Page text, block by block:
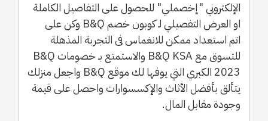
الإلكتروني "إخصملي" للحصول على التفاصيل الكاملة
او العرض التفصيلي لـ كوبون خصم B&Q وكن على
اتم استعداد ممكن للانغماس فى التجربة المذهلة
للتسوق مع B&Q KSA والاستمتع بـ خصومات B&Q
2023 الكبري التي يوفها لك موقع B&Q واجعل منزلك
يتألق بأفضل الأثاث والإكسسوارات واحصل على قيمة
وجودة مقابل المال.